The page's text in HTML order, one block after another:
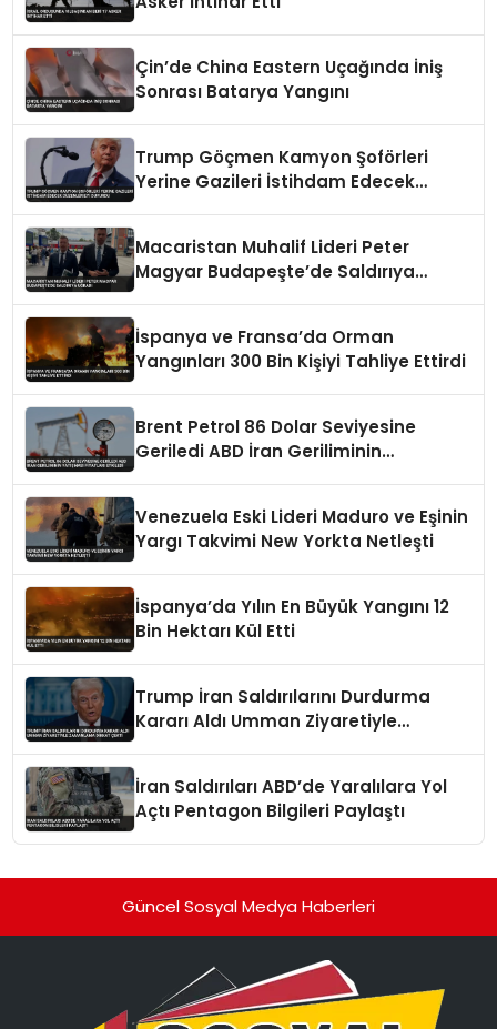
Çin’de China Eastern Uçağında İniş
Sonrası Batarya Yangını
Trump Göçmen Kamyon Şoförleri
Yerine Gazileri İstihdam Edecek
Macaristan Muhalif Lideri Peter
Magyar Budapeşte’de Saldırıya
İspanya ve Fransa’da Orman
Yangınları 300 Bin Kişiyi Tahliye Ettirdi
Brent Petrol 86 Dolar Seviyesine
Geriledi ABD İran Geriliminin
Venezuela Eski Lideri Maduro ve Eşinin
Yargı Takvimi New Yorkta Netleşti
İspanya’da Yılın En Büyük Yangını 12
Bin Hektarı Kül Etti
Trump İran Saldırılarını Durdurma
Kararı Aldı Umman Ziyaretiyle
İran Saldırıları ABD’de Yaralılara Yol
Açtı Pentagon Bilgileri Paylaştı
Güncel Sosyal Medya Haberleri